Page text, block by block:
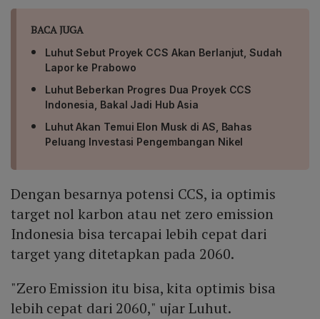
BACA JUGA
Luhut Sebut Proyek CCS Akan Berlanjut, Sudah
Lapor ke Prabowo
Luhut Beberkan Progres Dua Proyek CCS
Indonesia, Bakal Jadi Hub Asia
Luhut Akan Temui Elon Musk di AS, Bahas
Peluang Investasi Pengembangan Nikel
Dengan besarnya potensi CCS, ia optimis
target nol karbon atau net zero emission
Indonesia bisa tercapai lebih cepat dari
target yang ditetapkan pada 2060.
"Zero Emission itu bisa, kita optimis bisa
lebih cepat dari 2060," ujar Luhut.